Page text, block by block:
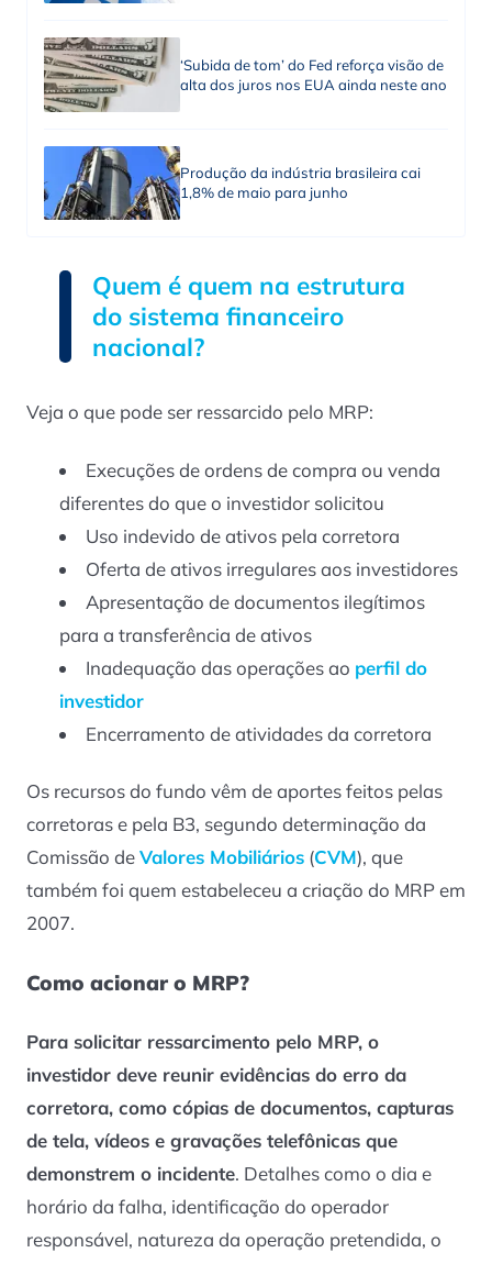
‘Subida de tom’ do Fed reforça visão de
alta dos juros nos EUA ainda neste ano
Produção da indústria brasileira cai
1,8% de maio para junho
Quem é quem na estrutura
do sistema financeiro
nacional?
Veja o que pode ser ressarcido pelo MRP:
Execuções de ordens de compra ou venda
diferentes do que o investidor solicitou
Uso indevido de ativos pela corretora
Oferta de ativos irregulares aos investidores
Apresentação de documentos ilegítimos
para a transferência de ativos
Inadequação das operações ao perfil do
investidor
Encerramento de atividades da corretora
Os recursos do fundo vêm de aportes feitos pelas
corretoras e pela B3, segundo determinação da
Comissão deValores Mobiliários (CVM), que
também foi quem estabeleceu a criação do MRP em
2007.
Como acionar o MRP?
Para solicitar ressarcimento pelo MRP, o
investidor deve reunir evidências do erro da
corretora, como cópias de documentos, capturas
de tela, vídeos e gravações telefônicas que
demonstrem o incidente. Detalhes como o dia e
horário da falha, identificação do operador
responsável, natureza da operação pretendida, o